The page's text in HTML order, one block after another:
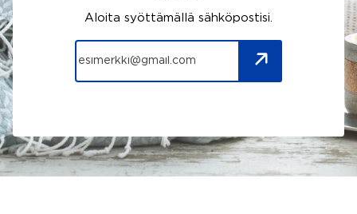
Aloita syöttämällä sähköpostisi.